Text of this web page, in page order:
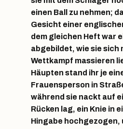
einen Ball zu nehmen;
Gesicht einer
dem gleichen Heft war
abgebildet, wie sie sich
Wettkampf massieren
Häupten stand ihr je
Frauensperson in
während sie nackt auf
Rücken lag, ein Knie in
Hingabe hochgezogen,